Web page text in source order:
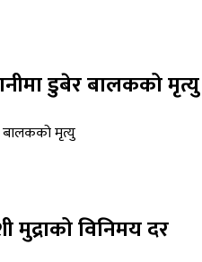
डुबेर बालकको मृत्यु
विनिमय दर